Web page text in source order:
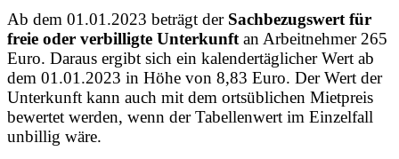
Ab dem 01.01.2023 beträgt der Sachbezugswert für
freie oder verbilligte Unterkunft an Arbeitnehmer 265
Euro. Daraus ergibt sich ein kalendertäglicher Wert ab
dem 01.01.2023 in Höhe von 8,83 Euro. Der Wert der
Unterkunft kann auch mit dem ortsüblichen Mietpreis
bewertet werden, wenn der Tabellenwert im Einzelfall
unbillig wäre.